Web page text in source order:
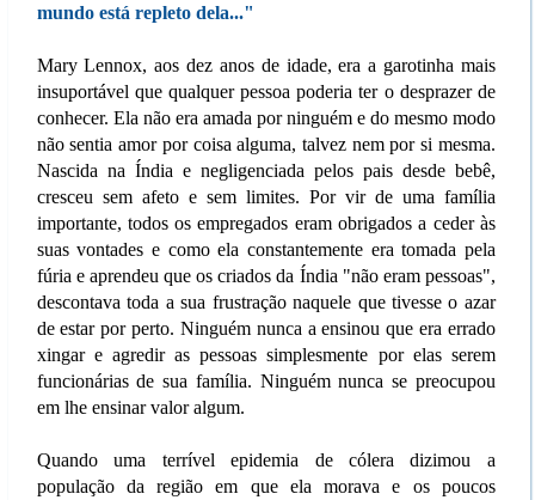
mundo está repleto dela..."
Mary Lennox, aos dez anos de idade, era a garotinha mais
insuportável que qualquer pessoa poderia ter o desprazer de
conhecer. Ela não era amada por ninguém e do mesmo modo
não sentia amor por coisa alguma, talvez nem por si mesma.
Nascida na Índia e negligenciada pelos pais desde bebê,
cresceu sem afeto e sem limites. Por vir de uma família
importante, todos os empregados eram obrigados a ceder às
suas vontades e como ela constantemente era tomada pela
fúria e aprendeu que os criados da Índia "não eram pessoas",
descontava toda a sua frustração naquele que tivesse o azar
de estar por perto. Ninguém nunca a ensinou que era errado
xingar e agredir as pessoas simplesmente por elas serem
funcionárias de sua família. Ninguém nunca se preocupou
em lhe ensinar valor algum.
Quando uma terrível epidemia de cólera dizimou a
população da região em que ela morava e os poucos